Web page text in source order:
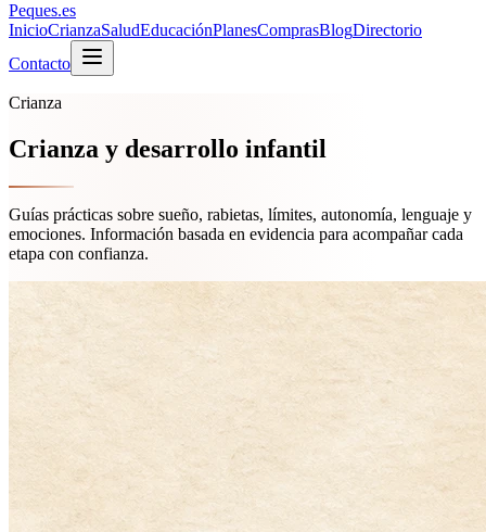
Peques.es
InicioCrianzaSaludEducaciónPlanesComprasBlogDirectorio
Contacto
Crianza
Crianza y desarrollo infantil
Guías prácticas sobre sueño, rabietas, límites, autonomía, lenguaje y
emociones. Información basada en evidencia para acompañar cada
etapa con confianza.